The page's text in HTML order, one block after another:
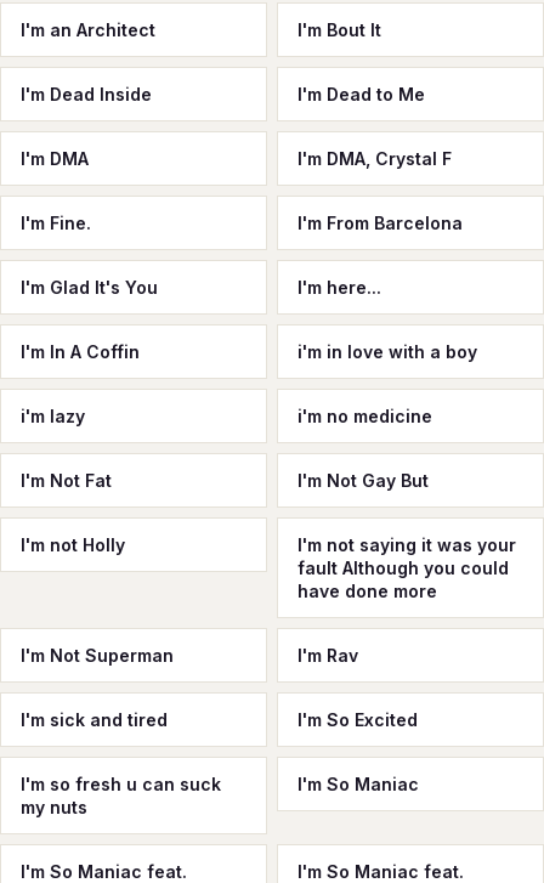
I'm an Architect I'm Bout It
I'm Dead Inside I'm Dead to Me
I'm DMA I'm DMA, Crystal F
I'm Fine. I'm From Barcelona
I'm Glad It's You I'm here...
I'm In A Coffin i'm in love with a boy
i'm lazy i'm no medicine
I'm Not Fat I'm Not Gay But
I'm not Holly
I'm not saying it was your
fault Although you could
have done more
I'm Not Superman I'm Rav
I'm sick and tired I'm So Excited
I'm so fresh u can suck
my nuts
I'm So Maniac
I'm So Maniac feat.
I'm So Maniac feat.